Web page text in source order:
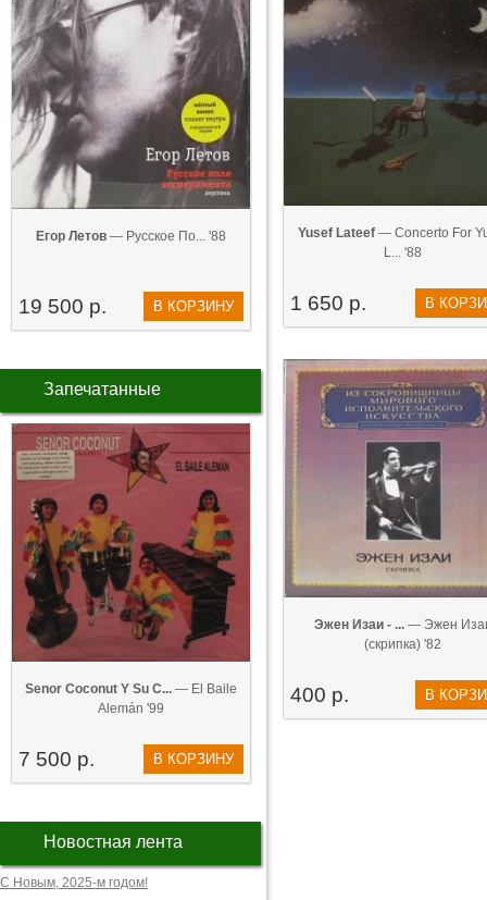
Егор Летов — Русское По... '88
19 500 р. В КОРЗИНУ
Запечатанные
Senor Coconut Y Su C... — El Baile
Alemán '99
7 500 р. В КОРЗИНУ
Новостная лента
С Новым, 2025-м годом!
Yusef Lateef — Concerto For
L... '88
1 650 р. В
Эжен Изаи - ...— Эжен
(скрипка) '82
400 р. В